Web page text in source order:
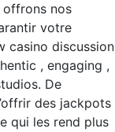
offrons nos
votre
casino discussion
, engaging ,
De
des jackpots
qui les rend plus